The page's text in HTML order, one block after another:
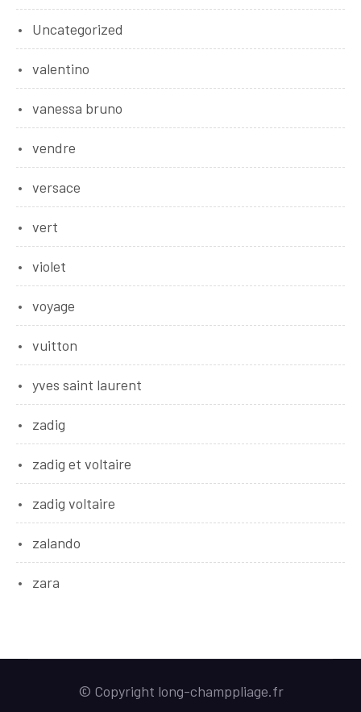
Uncategorized
valentino
vanessa bruno
vendre
versace
vert
violet
voyage
vuitton
yves saint laurent
zadig
zadig et voltaire
zadig voltaire
zalando
zara
© Copyright long-champpliage.fr